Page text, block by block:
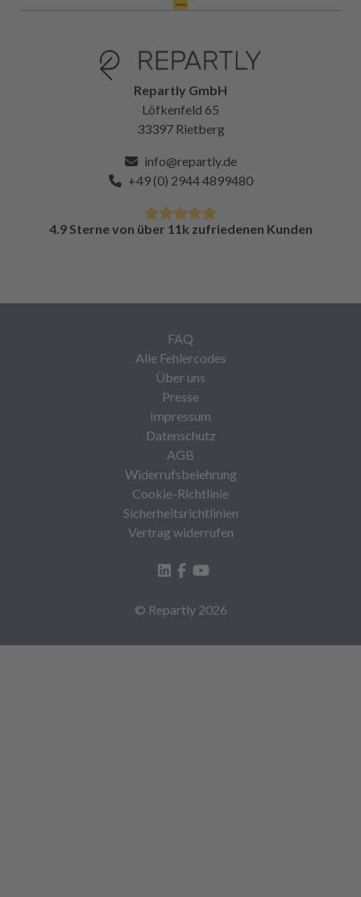
Repartly GmbH
Löfkenfeld 65
33397 Rietberg
info@repartly.de
+49 (0) 2944 4899480
4.9 Sterne von über 11k zufriedenen Kunden
FAQ
Alle Fehlercodes
Über uns
Presse
Impressum
Datenschutz
AGB
Widerrufsbelehrung
Cookie-Richtlinie
Sicherheitsrichtlinien
Vertrag widerrufen
© Repartly 2026